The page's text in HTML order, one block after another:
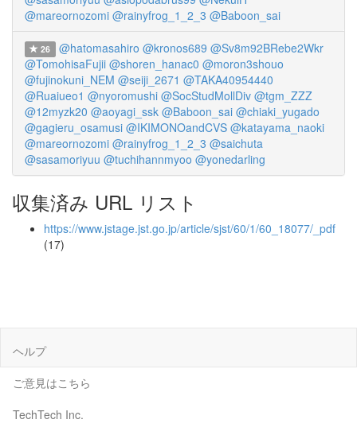
@mareornozomi @rainyfrog_1_2_3 @Baboon_sai
26 @hatomasahiro @kronos689 @Sv8m92BRebe2Wkr
@TomohisaFujii @shoren_hanac0 @moron3shouo
@fujinokuni_NEM @seiji_2671 @TAKA40954440
@Ruaiueo1 @nyoromushi @SocStudMollDiv @tgm_ZZZ
@12myzk20 @aoyagi_ssk @Baboon_sai @chiaki_yugado
@gagieru_osamusi @IKIMONOandCVS @katayama_naoki
@mareornozomi @rainyfrog_1_2_3 @saichuta
@sasamoriyuu @tuchihannmyoo @yonedarling
収集済み URL リスト
https://www.jstage.jst.go.jp/article/sjst/60/1/60_18077/_pdf
(17)
ヘルプ
ご意見はこちら
TechTech Inc.